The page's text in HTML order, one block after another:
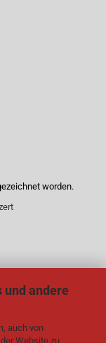
und andere
auch von
Website zu
worden.